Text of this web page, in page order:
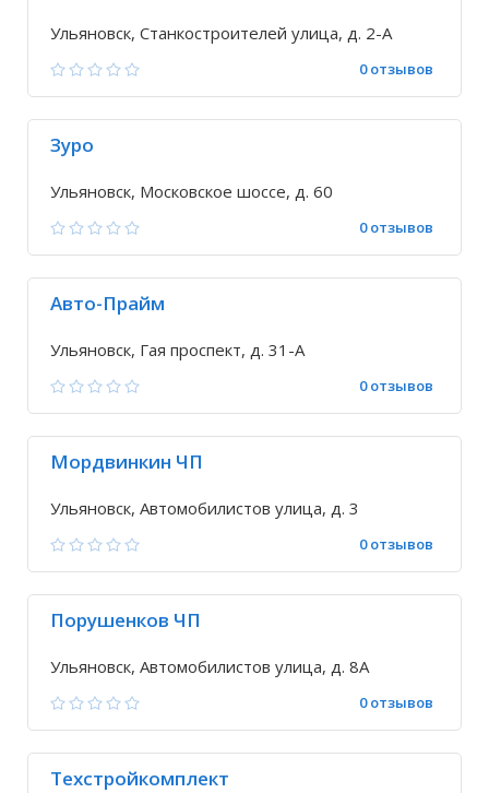
Ульяновск, Станкостроителей улица, д. 2-А
0 отзывов
Зуро
Ульяновск, Московское шоссе, д. 60
0 отзывов
Авто-Прайм
Ульяновск, Гая проспект, д. 31-А
0 отзывов
Мордвинкин ЧП
Ульяновск, Автомобилистов улица, д. 3
0 отзывов
Порушенков ЧП
Ульяновск, Автомобилистов улица, д. 8А
0 отзывов
Техстройкомплект